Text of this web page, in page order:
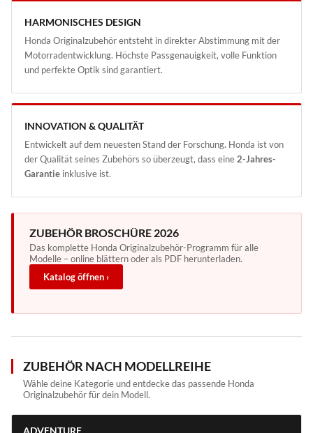
HARMONISCHES DESIGN
Honda Originalzubehör entsteht in direkter Abstimmung mit der
Motorradentwicklung. Höchste Passgenauigkeit, volle Funktion
und perfekte Optik sind garantiert.
INNOVATION & QUALITÄT
Entwickelt auf dem neuesten Stand der Forschung. Honda ist von
der Qualität seines Zubehörs so überzeugt, dass eine 2-Jahres-
Garantie inklusive ist.
ZUBEHÖR BROSCHÜRE 2026
Das komplette Honda Originalzubehör-Programm für alle
Modelle – online blättern oder als PDF herunterladen.
Katalog öffnen ›
ZUBEHÖR NACH MODELLREIHE
Wähle deine Kategorie und entdecke das passende Honda
Originalzubehör für dein Modell.
ADVENTURE